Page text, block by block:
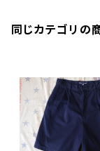
同じカテゴリの